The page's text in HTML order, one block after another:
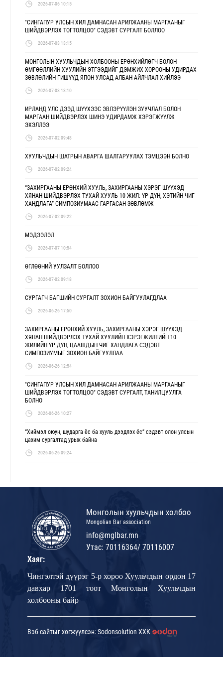
2026-07-06 10:15
"СИНГАПУР УЛСЫН ХИЛ ДАМНАСАН АРИЛЖААНЫ МАРГААНЫГ
ШИЙДВЭРЛЭХ ТОГТОЛЦОО" СЭДЭВТ СУРГАЛТ БОЛЛОО
2026-07-03 13:15
МОНГОЛЫН ХУУЛЬЧДЫН ХОЛБООНЫ ЕРӨНХИЙЛӨГЧ БОЛОН
ӨМГӨӨЛЛИЙН ХУУЛИЙН ЭТГЭЭДИЙГ ДЭМЖИХ ХОРООНЫ УДИРДАХ
ЗӨВЛӨЛИЙН ГИШҮҮД ЯПОН УЛСАД АЛБАН АЙЛЧЛАЛ ХИЙЛЭЭ
2026-07-03 13:10
ИРЛАНД УЛС ДЭЭД ШҮҮХЭЭС ЭВЛЭРҮҮЛЭН ЗУУЧЛАЛ БОЛОН
МАРГААН ШИЙДВЭРЛЭХ ШИНЭ УДИРДАМЖ ХЭРЭГЖҮҮЛЖ
ЭХЭЛЛЭЭ
2026-07-02 09:48
ХУУЛЬЧДЫН ШАТРЫН АВАРГА ШАЛГАРУУЛАХ ТЭМЦЭЭН БОЛНО
2026-07-02 09:24
“ЗАХИРГААНЫ ЕРӨНХИЙ ХУУЛЬ, ЗАХИРГААНЫ ХЭРЭГ ШҮҮХЭД
ХЯНАН ШИЙДВЭРЛЭХ ТУХАЙ ХУУЛЬ 10 ЖИЛ: ҮР ДҮН, ХЭТИЙН ЧИГ
ХАНДЛАГА” СИМПОЗИУМААС ГАРГАСАН ЗӨВЛӨМЖ
2026-07-02 09:22
МЭДЭЭЛЭЛ
2026-07-07 10:54
ӨГЛӨӨНИЙ УУЛЗАЛТ БОЛЛОО
2026-07-02 09:18
СУРГАГЧ БАГШИЙН СУРГАЛТ ЗОХИОН БАЙГУУЛАГДЛАА
2026-06-26 17:50
ЗАХИРГААНЫ ЕРӨНХИЙ ХУУЛЬ, ЗАХИРГААНЫ ХЭРЭГ ШҮҮХЭД
ХЯНАН ШИЙДВЭРЛЭХ ТУХАЙ ХУУЛИЙН ХЭРЭГЖИЛТИЙН 10
ЖИЛИЙН ҮР ДҮН, ЦААШДЫН ЧИГ ХАНДЛАГА СЭДЭВТ
СИМПОЗИУМЫГ ЗОХИОН БАЙГУУЛЛАА
2026-06-26 12:54
"СИНГАПУР УЛСЫН ХИЛ ДАМНАСАН АРИЛЖААНЫ МАРГААНЫГ
ШИЙДВЭРЛЭХ ТОГТОЛЦОО" СЭДЭВТ СУРГАЛТ, ТАНИЛЦУУЛГА
БОЛНО
2026-06-26 10:27
“Хиймэл оюун, шударга ёс ба хууль дээдлэх ёс” сэдэвт олон улсын
цахим сургалтад урьж байна
2026-06-26 09:24
Монголын хуульчдын холбоо
Mongolian Bar association
info@mglbar.mn
Утас: 70116364/ 70116007
Хаяг:
Чингэлтэй дүүрэг 5-р хороо Хуульчдын ордон 17
давхар 1701 тоот Монголын Хуульчдын
холбооны байр
Вэб сайтыг хөгжүүлсэн: Sodonsolution ХХК